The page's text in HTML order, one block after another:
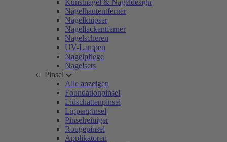
Kunstnägel & Nageldesign
Nagelhautentferner
Nagelknipser
Nagellackentferner
Nagelscheren
UV-Lampen
Nagelpflege
Nagelsets
Pinsel
Alle anzeigen
Foundationpinsel
Lidschattenpinsel
Lippenpinsel
Pinselreiniger
Rougepinsel
Applikatoren